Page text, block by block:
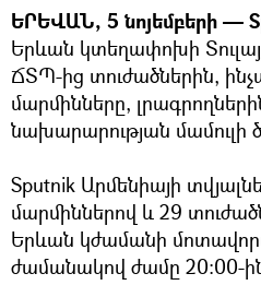
ԵՐԵՎԱՆ, 5 նոյեմբերի —
Երևան կտեղափոխի
ՃՏՊ-ից տուժածներին,
մարմինները,
նախարարության մամուլի
Sputnik Արմենիայի
մարմիններով և 29
Երևան կժամանի
ժամանակով ժամը 20:00-